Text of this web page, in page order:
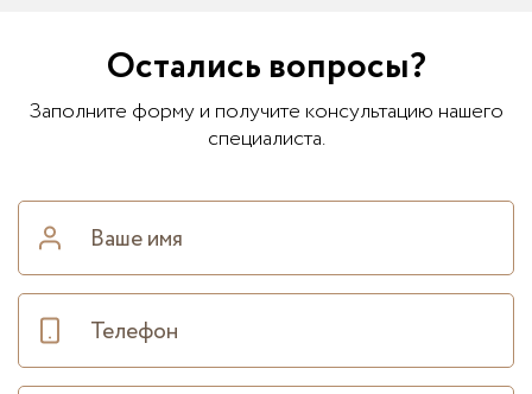
Остались вопросы?
Заполните форму и получите консультацию нашего
специалиста.